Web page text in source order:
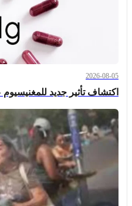
2026-08-05
اكتشاف تأثير جديد